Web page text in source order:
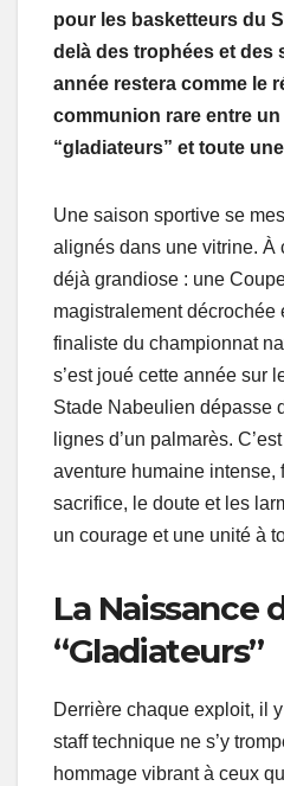
pour les basketteurs du
delà des trophées et des
année restera comme le
communion rare entre
“gladiateurs” et toute
Une saison sportive se
alignés dans une vitrine. À
déjà grandiose : une
magistralement décrochée
finaliste du championnat
s’est joué cette année sur
Stade Nabeulien dépasse
lignes d’un palmarès.
aventure humaine intense,
sacrifice, le doute et les
un courage et une unité à
La Naissance
“Gladiateurs”
Derrière chaque exploit, il
staff technique ne s’y
hommage vibrant à ceux